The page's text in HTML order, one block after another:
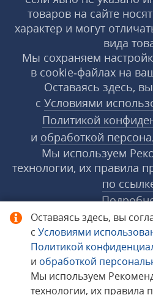
Оставаясь здесь, вы
с Условиями
Политикой
и обработкой
Мы используем
технологии, их правила
товаров на сайте
характер и могут
вида
Мы сохраняем
в cookie‑файлах на
Оставаясь здесь,
с Условиями
Политикой
и обработкой
Мы используем
технологии, их правила
по
© 1998−2026